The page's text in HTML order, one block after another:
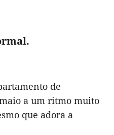
de
a um ritmo muito
que adora a